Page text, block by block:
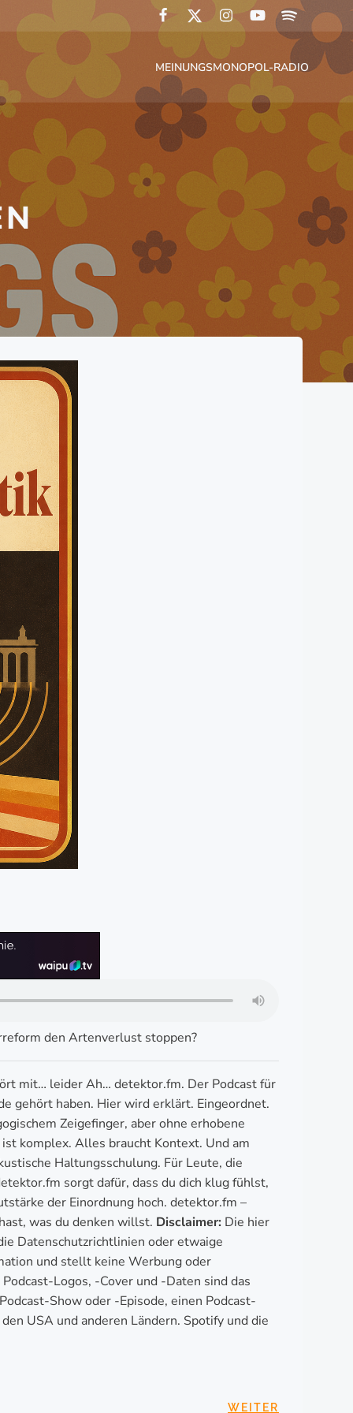
MEINUNGSMONOPOL-RADIO
den Artenverlust stoppen?
mit… leider Ah… detektor.fm. Der Podcast für
gehört haben. Hier wird erklärt. Eingeordnet.
Zeigefinger, aber ohne erhobene
komplex. Alles braucht Kontext. Und am
Haltungsschulung. Für Leute, die
sorgt dafür, dass du dich klug fühlst,
der Einordnung hoch. detektor.fm –
was du denken willst. Disclaimer: Die hier
Datenschutzrichtlinien oder etwaige
und stellt keine Werbung oder
Podcast-Logos, -Cover und -Daten sind das
Show oder -Episode, einen Podcast-
USA und anderen Ländern. Spotify und die
WEITER